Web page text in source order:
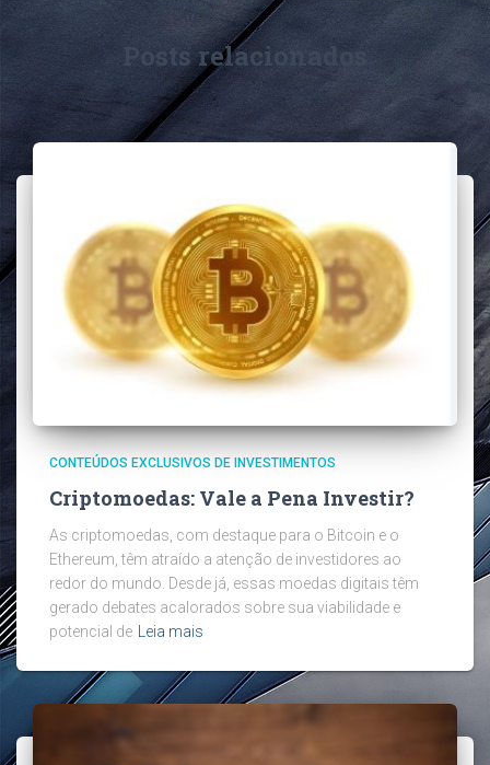
Posts relacionados
CONTEÚDOS EXCLUSIVOS DE INVESTIMENTOS
Criptomoedas: Vale a Pena Investir?
As criptomoedas, com destaque para o Bitcoin e o
Ethereum, têm atraído a atenção de investidores ao
redor do mundo. Desde já, essas moedas digitais têm
gerado debates acalorados sobre sua viabilidade e
potencial de
Leia mais